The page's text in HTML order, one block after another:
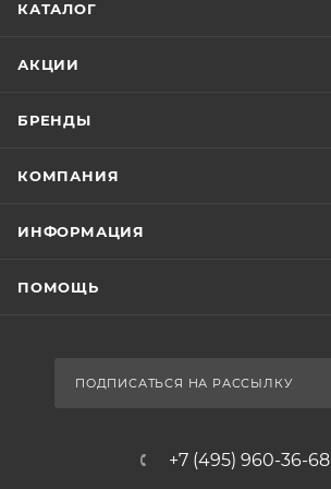
КАТАЛОГ
АКЦИИ
БРЕНДЫ
КОМПАНИЯ
ИНФОРМАЦИЯ
ПОМОЩЬ
ПОДПИСАТЬСЯ НА РАССЫЛКУ
+7 (495) 960-36-68